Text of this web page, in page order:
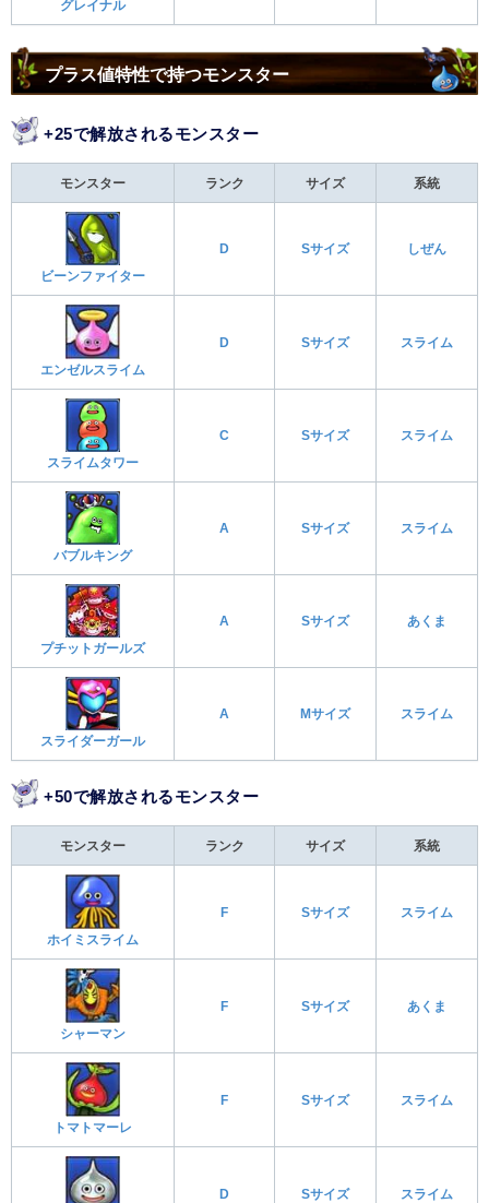
グレイナル
プラス値特性で持つモンスター
+25で解放されるモンスター
モンスター ランク サイズ 系統
ビーンファイター
D Sサイズ しぜん
エンゼルスライム
D Sサイズ スライム
スライムタワー
C Sサイズ スライム
バブルキング
A Sサイズ スライム
プチットガールズ
A Sサイズ あくま
スライダーガール
A Mサイズ スライム
+50で解放されるモンスター
モンスター ランク サイズ 系統
ホイミスライム
F Sサイズ スライム
シャーマン
F Sサイズ あくま
トマトマーレ
F Sサイズ スライム
D Sサイズ スライム